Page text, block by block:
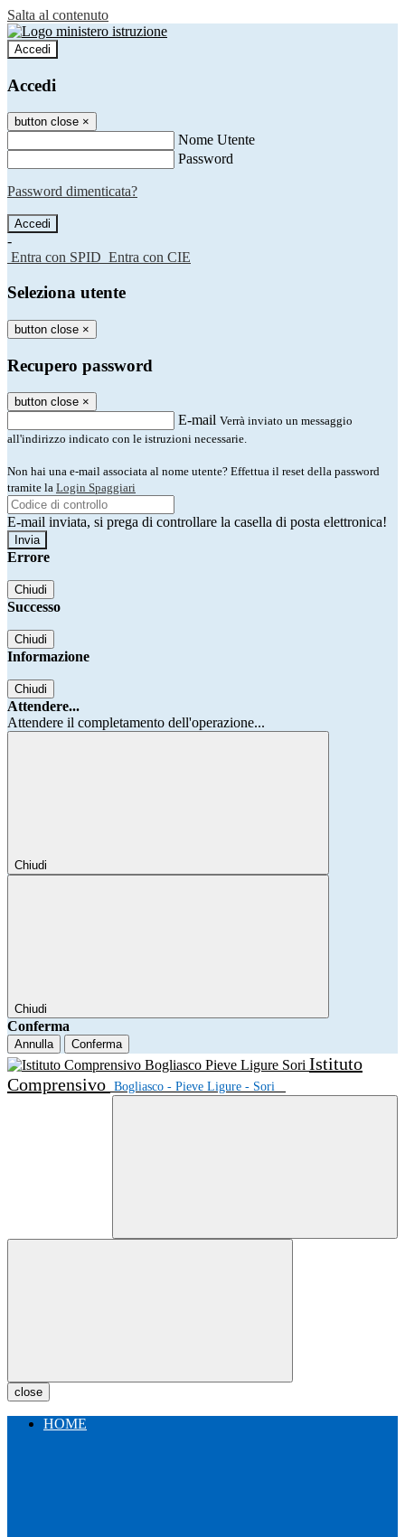
Salta al contenuto
Accedi
Accedi
button close ×
Nome Utente
Password
Password dimenticata?
-
Entra con SPID Entra con CIE
Seleziona utente
button close ×
Recupero password
button close ×
E-mail Verrà inviato un messaggio
all'indirizzo indicato con le istruzioni necessarie.
Non hai una e-mail associata al nome utente? Effettua il reset della password
tramite la Login Spaggiari
E-mail inviata, si prega di controllare la casella di posta elettronica!
Errore
Chiudi
Successo
Chiudi
Informazione
Chiudi
Attendere...
Attendere il completamento dell'operazione...
Chiudi
Chiudi
Conferma
Annulla Conferma
Istituto
Comprensivo Bogliasco - Pieve Ligure - Sori
close
HOME